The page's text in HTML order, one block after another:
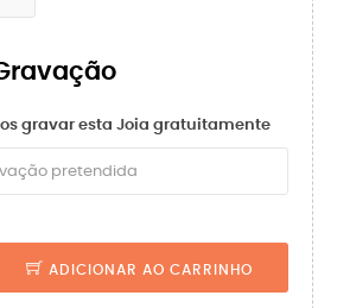
gravar esta Joia gratuitamente
ADICIONAR AO CARRINHO